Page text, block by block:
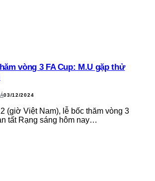
vòng 3 FA Cup: M.U gặp thử
03/12/2024
(giờ Việt Nam), lễ bốc thăm vòng 3
tất Rạng sáng hôm nay…